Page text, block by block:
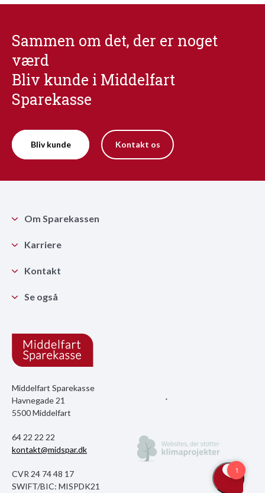
Sammen om det, der er noget
værd
Bliv kunde i Middelfart
Sparekasse
Bliv kunde Kontakt os
Middelfart Sparekasse
Havnegade 21
5500 Middelfart
64 22 22 22
kontakt@midspar.dk
CVR 24 74 48 17
SWIFT/BIC: MISPDK21
Om Sparekassen
Karriere
Kontakt
Se også